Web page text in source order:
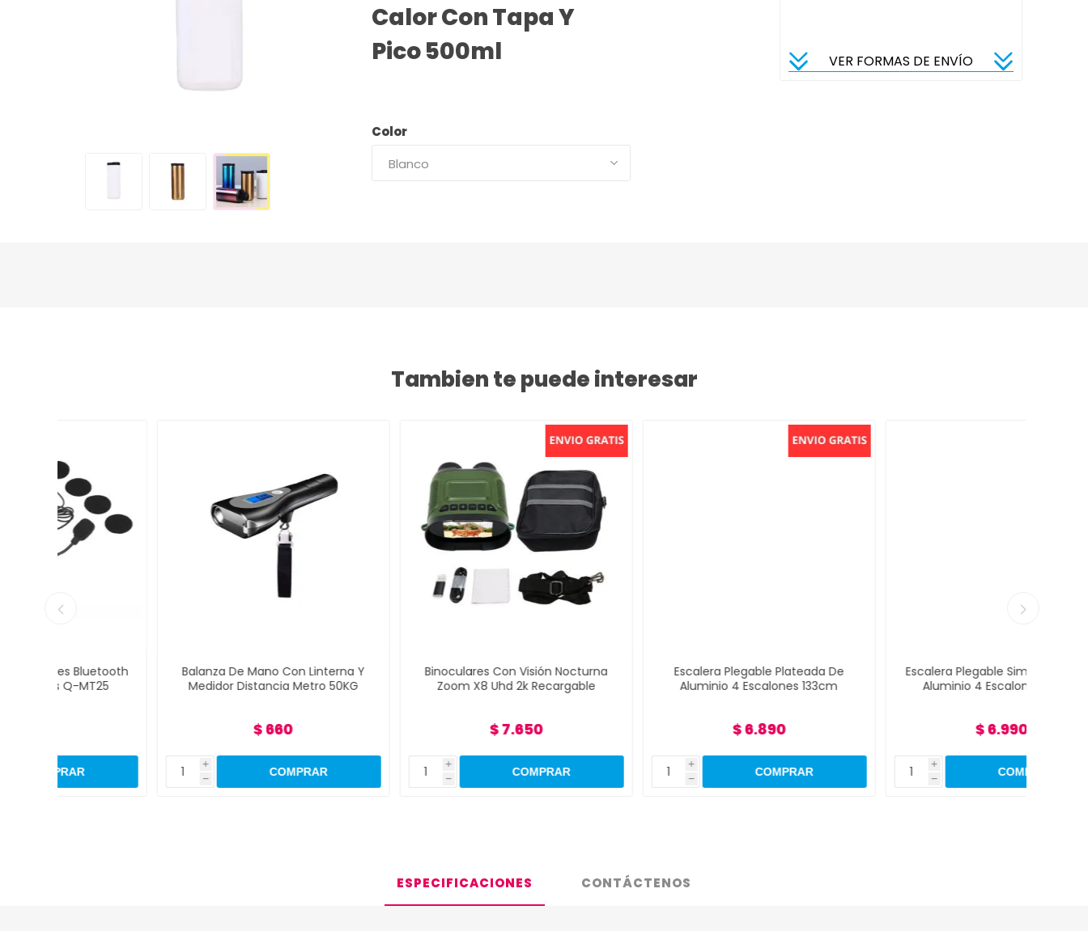
Calor Con Tapa Y
Pico 500ml
Color
VER FORMAS DE ENVÍO
Tambien te puede interesar
Balanza De Mano Con Linterna Y
Medidor Distancia Metro 50KG
Binoculares Con Visión Nocturna
Zoom X8 Uhd 2k Recargable
Escalera Plegable Plateada De
Aluminio 4 Escalones 133cm
Escalera Plegable Simil Madera De
Aluminio 4 Escalones 133cm
ESPECIFICACIONES CONTÁCTENOS